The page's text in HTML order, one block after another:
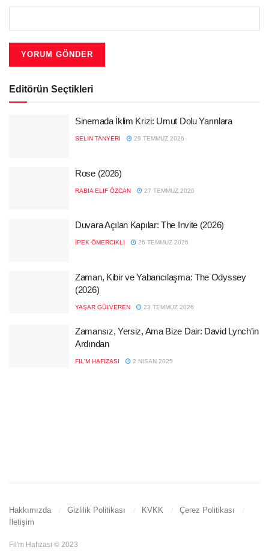
Editörün Seçtikleri
Sinemada İklim Krizi: Umut Dolu Yarınlara
SELIN TANYERI 29 TEMMUZ 2026
Rose (2026)
RABIA ELIF ÖZCAN 27 TEMMUZ 2026
Duvara Açılan Kapılar: The Invite (2026)
İPEK ÖMERCIKLI 26 TEMMUZ 2026
Zaman, Kibir ve Yabancılaşma: The Odyssey
(2026)
YAŞAR GÜLVEREN 23 TEMMUZ 2026
Zamansız, Yersiz, Ama Bize Dair: David Lynch’in
Ardından
FIL'M HAFIZASI 2 NISAN 2025
Hakkımızda Gizlilik Politikası KVKK
Çerez Politikası
İletişim
Fil'm Hafızası © 2023